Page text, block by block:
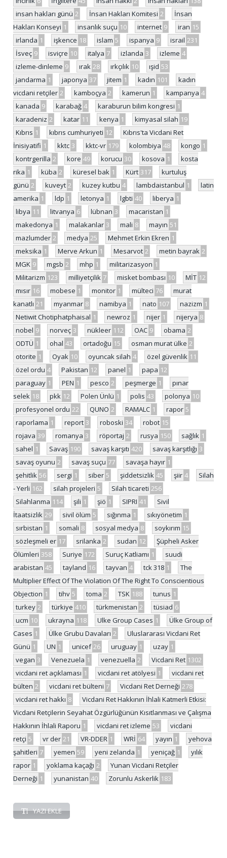
insan hakları günü 2 İnsan Hakları Komitesi 2
İnsan
Hakları Konseyi 1 insanlık suçu 10 internet 9 iran 15
irlanda 1 işkence 18 islam 5 ispanya 9 israil 231
İsveç 9 isviçre 10 italya 7 izlanda 3 izleme 4
izleme-dinleme 9 ırak 28 ırkçılık 10 ışid 53
jandarma 1 japonya 37 jitem 1 kadın 101
kadın
vicdani retçiler 2 kamboçya 2 kamerun 1 kampanya 4
kanada 9 karabağ 4 karaburun bilim kongresi 1
karadeniz 2 katar 11 kenya 1 kimyasal silah 19
Kıbrıs 1 kıbrıs cumhuriyeti 12
Kıbrıs'ta Vicdani Ret
İnisiyatifi 1 kktc 3 kktc-vr 179 kolombiya 48 kongo 1
kontrgerilla 2 kore 49 korucu 30 kosova 1
kosta
rika 1 küba 2 küresel bak 1 Kürt 317
kurtuluş
günü 2 kuveyt 2 kuzey kutbu 4 lambdaistanbul 1
latin
amerika 1 ldp 1 letonya 1 lgbti 40 liberya 1
libya 11 litvanya 6 lübnan 3 macaristan 1
makedonya 1 malakanlar 3 mali 8 mayın 51
mazlumder 2 medya 25 Mehmet Erkin Ekren 1
meksika 1 Merve Arkun 1 Mesarvot 2 metin bayrak 2
MGK 9 mgsb 2 mhp 1 militarizasyon 1
Militarizm 123 milliyetçilik 7 misket bombası 10 MİT 12
mısır 16 mobese 1 monitor 1 mülteci 76
murat
kanatlı 21 myanmar 8 namibya 1 nato 107 nazizm 1
Netiwit Chotiphatphaisal 1 newroz 1 nijer 1 nijerya 8
nobel 9 norveç 3 nükleer 112 OAC 9 obama 2
ODTÜ 1 ohal 43 ortadoğu 15 osman murat ülke 2
otorite 1 Oyak 10 oyuncak silah 4 özel güvenlik 11
özel ordu 4 Pakistan 12 panel 1 papa 12
paraguay 1 PEN 1 pesco 2 peşmerge 1
pınar
selek 18 pkk 12 Polen Ünlü 1 polis 43 polonya 10
profesyonel ordu 22 QUNO 2 RAMALC 1 rapor 5
raporlama 1 report 3 roboski 34 robot 15
rojava 39 romanya 3 röportaj 2 rusya 150 sağlık 1
sahel 1 Savaş 190 savaş karşıtı 420 savaş karşıtlığı 3
savaş oyunu 2 savaş suçu 77 savaşa hayır 1
şehitlik 56 sergi 1 siber 5 şiddetsizlik 45 şiir 4
Silah
- Yerli 162 silah projeleri 5 Silah ticareti 256
Silahlanma 114 şili 1 şiö 1 SIPRI 41
Sivil
İtaatsizlik 29 sivil ölüm 5 sığınma 1 sıkıyönetim 1
sırbistan 1 somali 8 sosyal medya 8 soykırım 15
sözleşmeli er 17 srilanka 2 sudan 12
Şüpheli Asker
Ölümleri 358 Suriye 172 Suruç Katliamı 1
suudi
arabistan 45 tayland 16 tayvan 4 tck 318 1
The
Multiplier Effect Of The Violation Of The Right To Conscientious
Objection 1 tihv 5 toma 2 TSK 188 tunus 1
turkey 2 türkiye 410 türkmenistan 2 tüsiad 6
ucm 10 ukrayna 118 Ulke Group Cases 1
Ülke Group of
Cases 1 Ülke Grubu Davaları 2
Uluslararası Vicdani Ret
Günü 1 UN 1 unicef 26 uruguay 1 uzay 1
vegan 3 Venezuela 1 venezuella 2 Vicdani Ret 1302
vicdani ret açıklaması 1 vicdani ret atölyesi 1
vicdani ret
bülten 2 vicdani ret bülteni 7 Vicdani Ret Derneği 278
vicdani ret hakkı 8
Vicdani Ret Hakkının İhlali Katmerli Etkisi:
Vicdani Retçilerin Seyahat Özgürlüğünün Kısıtlanması ve Çalışma
Hakkının İhlali Raporu 1 vicdani ret izleme 53
vicdani
retçi 5 vr der 21 VR-DDER 1 WRİ 64 yayın 1
yehova
şahitleri 7 yemen 59 yeni zelanda 1 yeniçağ 1
yılık
rapor 1 yoklama kaçağı 2
Yunan Vicdani Retçiler
Derneği 1 yunanistan 40 Zorunlu Askerlik 183
YAZI EKLE